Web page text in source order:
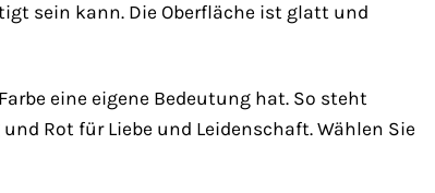
sein kann. Die Oberfläche ist glatt und
eine eigene Bedeutung hat. So steht
Rot für Liebe und Leidenschaft. Wählen Sie